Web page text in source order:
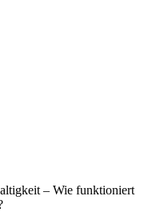
– Wie funktioniert